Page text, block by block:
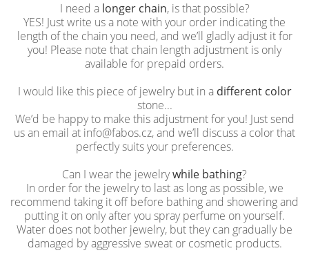
I need a longer chain, is that possible?
YES! Just write us a note with your order indicating the
length of the chain you need, and we’ll gladly adjust it for
you! Please note that chain length adjustment is only
available for prepaid orders.
I would like this piece of jewelry but in a different color
stone...
We’d be happy to make this adjustment for you! Just send
us an email at info@fabos.cz, and we’ll discuss a color that
perfectly suits your preferences.
Can I wear the jewelrywhile bathing?
In order for the jewelry to last as long as possible, we
recommend taking it off before bathing and showering and
putting it on only after you spray perfume on yourself.
Water does not bother jewelry, but they can gradually be
damaged by aggressive sweat or cosmetic products.